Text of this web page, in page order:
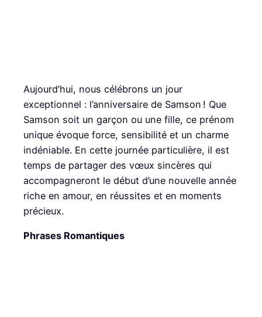
Aujourd’hui, nous célébrons un jour
exceptionnel : l’anniversaire de Samson ! Que
Samson soit un garçon ou une fille, ce prénom
unique évoque force, sensibilité et un charme
indéniable. En cette journée particulière, il est
temps de partager des vœux sincères qui
accompagneront le début d’une nouvelle année
riche en amour, en réussites et en moments
précieux.
Phrases Romantiques